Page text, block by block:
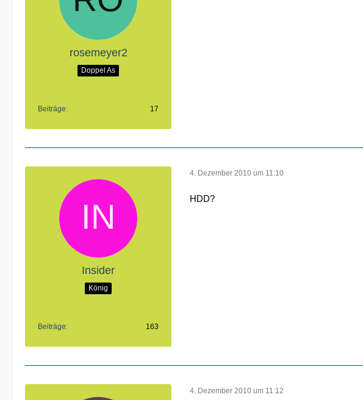
rosemeyer2
Doppel As
Beiträge 17
Insider
König
Beiträge 163
4. Dezember 2010 um 11:10
HDD?
4. Dezember 2010 um 11:12